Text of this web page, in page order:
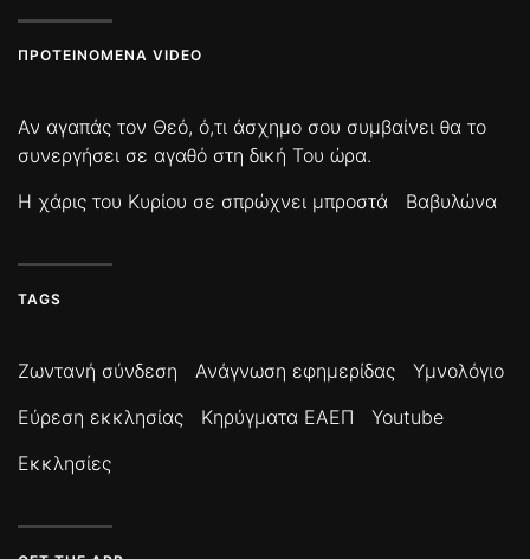
ΠΡΟΤΕΙΝΌΜΕΝΑ VIDEO
Αν αγαπάς τον Θεό, ό,τι άσχημο σου συμβαίνει θα το
συνεργήσει σε αγαθό στη δική Του ώρα.
Η χάρις του Κυρίου σε σπρώχνει μπροστά
Βαβυλώνα
TAGS
Ζωντανή σύνδεση Ανάγνωση εφημερίδας
Υμνολόγιο
Εύρεση εκκλησίας
Κηρύγματα ΕΑΕΠ
Youtube
Εκκλησίες